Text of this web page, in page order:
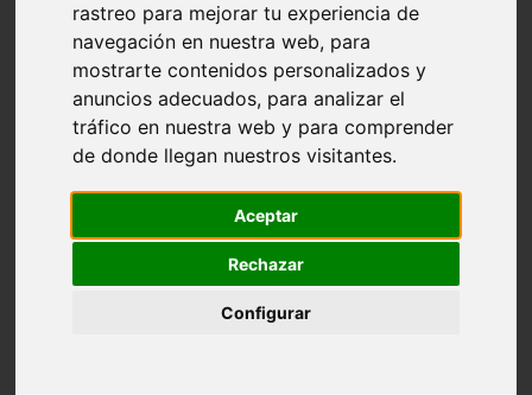
rastreo para mejorar tu experiencia de
navegación en nuestra web, para
mostrarte contenidos personalizados y
anuncios adecuados, para analizar el
tráfico en nuestra web y para comprender
de donde llegan nuestros visitantes.
Aceptar
Rechazar
Configurar
Huesca - isábena
Huesca - alquézar
Huesca - castejón-de-sos
Sevilla - marinaleda
Córdoba - almedinilla
Navarra - zangoza
Cantabria - arenas-de-iguña
Barcelona - la-pobla-de-lillet
Las-palmas - yaiza
Valladolid - fuensaldaña